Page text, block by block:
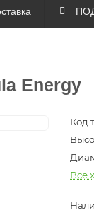
Energy
Код
Все